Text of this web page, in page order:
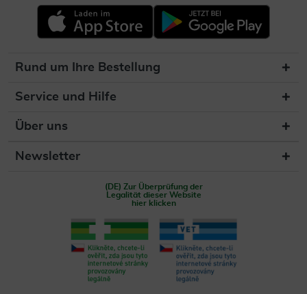
Rund um Ihre Bestellung
Service und Hilfe
Über uns
Newsletter
(DE) Zur Überprüfung der
Legalität dieser Website
hier klicken